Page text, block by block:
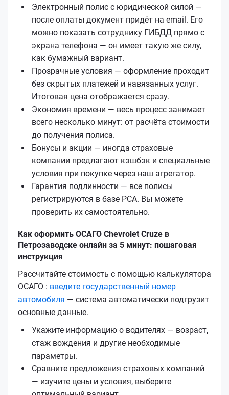
Электронный полис с юридической силой —
после оплаты документ придёт на email. Его
можно показать сотруднику ГИБДД прямо с
экрана телефона — он имеет такую же силу,
как бумажный вариант.
Прозрачные условия — оформление проходит
без скрытых платежей и навязанных услуг.
Итоговая цена отображается сразу.
Экономия времени — весь процесс занимает
всего несколько минут: от расчёта стоимости
до получения полиса.
Бонусы и акции — иногда страховые
компании предлагают кэшбэк и специальные
условия при покупке через наш агрегатор.
Гарантия подлинности — все полисы
регистрируются в базе РСА. Вы можете
проверить их самостоятельно.
Как оформить ОСАГО Chevrolet Cruze в
Петрозаводске онлайн за 5 минут: пошаговая
инструкция
Рассчитайте стоимость с помощью калькулятора
ОСАГО : введите государственный номер
автомобиля — система автоматически подгрузит
основные данные.
Укажите информацию о водителях — возраст,
стаж вождения и другие необходимые
параметры.
Сравните предложения страховых компаний
— изучите цены и условия, выберите